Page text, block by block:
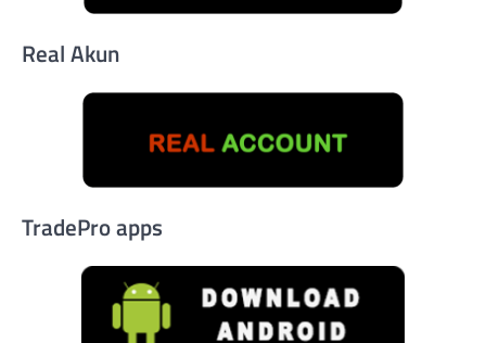
Real Akun
TradePro apps